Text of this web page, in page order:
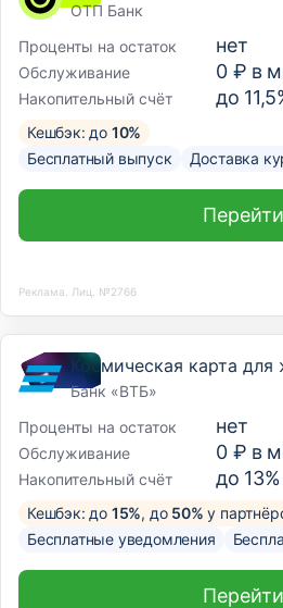
ОТП Банк
Проценты на остаток
нет
Обслуживание 0 ₽ в
Накопительный счёт до
Кешбэк: до 10%
Бесплатный выпуск
Доставка
Перейти
Реклама. Лиц. №2766
Космическая карта для
Банк «ВТБ»
Проценты на остаток
нет
Обслуживание 0 ₽ в
Накопительный счёт до 13%
Кешбэк: до 15%, до 50% у
Бесплатные уведомления
Перейти